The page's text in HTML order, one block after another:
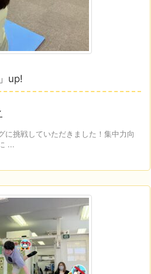
up!
に挑戦していただきました！集中力向
...